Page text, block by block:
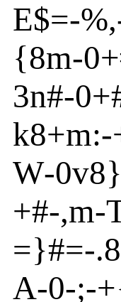
E$=-
{8m-
3n#-
k8+m:-
W-0v8}
+#-,m-
=}#=-
A-0-;-